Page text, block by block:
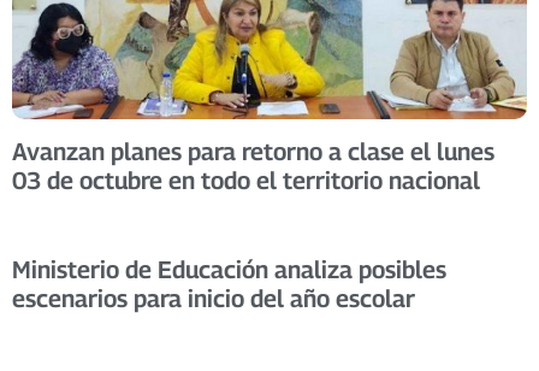
Avanzan planes para retorno a clase el lunes
03 de octubre en todo el territorio nacional
Ministerio de Educación analiza posibles
escenarios para inicio del año escolar